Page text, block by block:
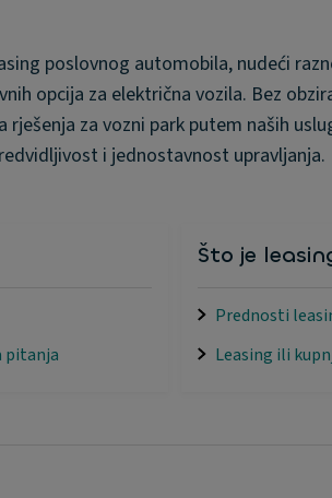
poslovnog automobila, nudeći
opcija za električna vozila. Bez
za vozni park putem naših
i jednostavnost upravljanja.
pitanja
Što je
Prednosti
Leasing ili